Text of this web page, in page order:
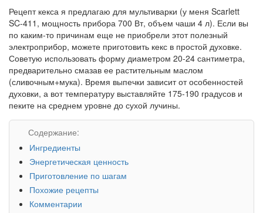
Рецепт кекса я предлагаю для мультиварки (у меня Scarlett
SC-411, мощность прибора 700 Вт, объем чаши 4 л). Если вы
по каким-то причинам еще не приобрели этот полезный
электроприбор, можете приготовить кекс в простой духовке.
Советую использовать форму диаметром 20-24 сантиметра,
предварительно смазав ее растительным маслом
(сливочным+мука). Время выпечки зависит от особенностей
духовки, а вот температуру выставляйте 175-190 градусов и
пеките на среднем уровне до сухой лучины.
Содержание:
Ингредиенты
Энергетическая ценность
Приготовление по шагам
Похожие рецепты
Комментарии